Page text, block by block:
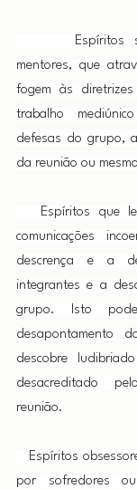
Espíritos
mentores, que
fogem às
trabalho
defesas do grupo,
da reunião ou
Espíritos que
comunicações
descrença e a
integrantes e a
grupo. Isto
desapontamento
descobre
desacreditado
reunião.
Espíritos
por sofredores